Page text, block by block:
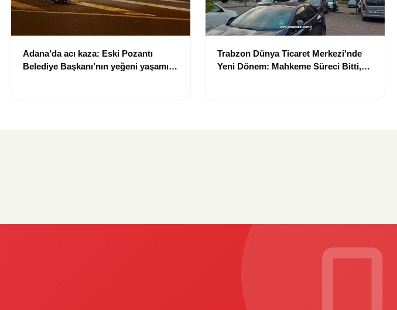
Adana’da acı kaza: Eski Pozantı
Belediye Başkanı’nın yeğeni yaşamını
Trabzon Dünya Ticaret Merkezi'nde
Yeni Dönem: Mahkeme Süreci Bitti,